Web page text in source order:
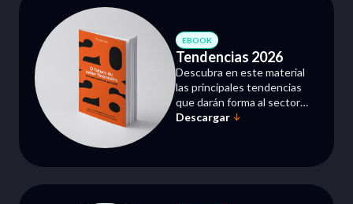
EBOOK
Tendencias 2026
Descubra en este material
las principales tendencias
que darán forma al sector
financiero en 2026 y cómo
Descargar